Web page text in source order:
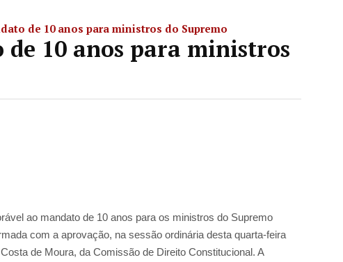
de 10 anos para ministros do Supremo
de 10 anos para ministros
ao mandato de 10 anos para os ministros do Supremo
com a aprovação, na sessão ordinária desta quarta-feira
de Moura, da Comissão de Direito Constitucional. A